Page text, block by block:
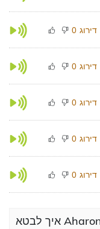
0 דירוג
0 דירוג
0 דירוג
0 דירוג
0 דירוג